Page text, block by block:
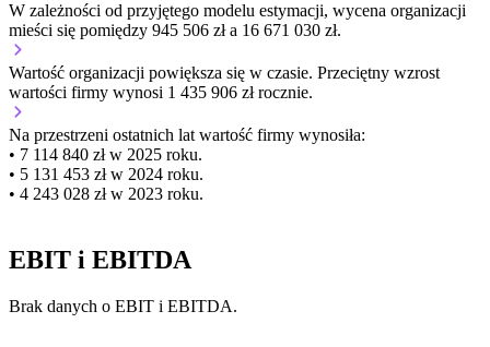
W zależności od przyjętego modelu estymacji, wycena organizacji
mieści się pomiędzy 945 506 zł a 16 671 030 zł.
Wartość organizacji powiększa się w czasie. Przeciętny wzrost
wartości firmy wynosi 1 435 906 zł rocznie.
Na przestrzeni ostatnich lat wartość firmy wynosiła:
• 7 114 840 zł w 2025 roku.
• 5 131 453 zł w 2024 roku.
• 4 243 028 zł w 2023 roku.
EBIT i EBITDA
Brak danych o EBIT i EBITDA.